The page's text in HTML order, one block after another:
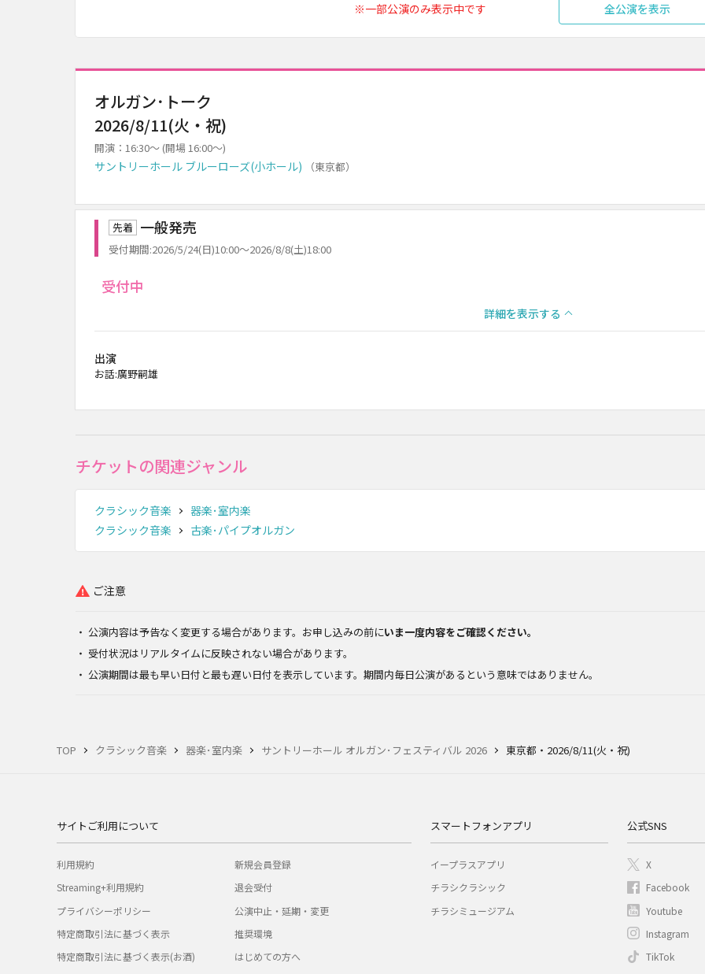
TOP クラシック音楽 器楽･室内楽 サントリーホール オルガン･フェスティバル 2026 東京都・2026/8/11(火・祝)
※一部公演のみ表示中です 全公演を表示
オルガン･トーク
2026/8/11(火・祝)
開演：16:30～ (開場 16:00～)
サントリーホール ブルーローズ(小ホール) （東京都）
先着 一般発売
受付期間:2026/5/24(日)10:00～2026/8/8(土)18:00
受付中
詳細を表示する
出演
お話:廣野嗣雄
チケットの関連ジャンル
クラシック音楽
器楽･室内楽
クラシック音楽
古楽･パイプオルガン
ご注意
公演内容は予告なく変更する場合があります。お申し込みの前にいま一度内容をご確認ください。
受付状況はリアルタイムに反映されない場合があります。
公演期間は最も早い日付と最も遅い日付を表示しています。期間内毎日公演があるという意味ではありません。
サイトご利用について
利用規約
Streaming+利用規約
プライバシーポリシー
特定商取引法に基づく表示
特定商取引法に基づく表示(お酒)
新規会員登録
退会受付
公演中止・延期・変更
推奨環境
はじめての方へ
スマートフォンアプリ
イープラスアプリ
チラシクラシック
チラシミュージアム
公式SNS
X
Facebook
Youtube
Instagram
TikTok